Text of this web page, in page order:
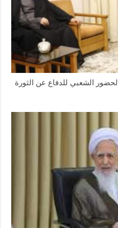
الشعبي للدفاع عن الثورة